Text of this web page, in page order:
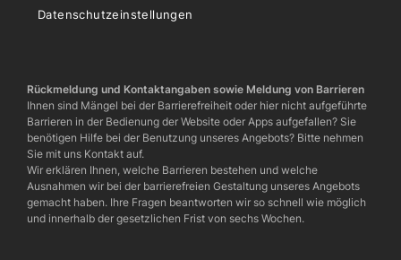
Datenschutzeinstellungen
Rückmeldung und Kontaktangaben sowie Meldung von Barrieren
Ihnen sind Mängel bei der Barrierefreiheit oder hier nicht aufgeführte
Barrieren in der Bedienung der Website oder Apps aufgefallen? Sie
benötigen Hilfe bei der Benutzung unseres Angebots? Bitte nehmen
Sie mit uns Kontakt auf.
Wir erklären Ihnen, welche Barrieren bestehen und welche
Ausnahmen wir bei der barrierefreien Gestaltung unseres Angebots
gemacht haben. Ihre Fragen beantworten wir so schnell wie möglich
und innerhalb der gesetzlichen Frist von sechs Wochen.